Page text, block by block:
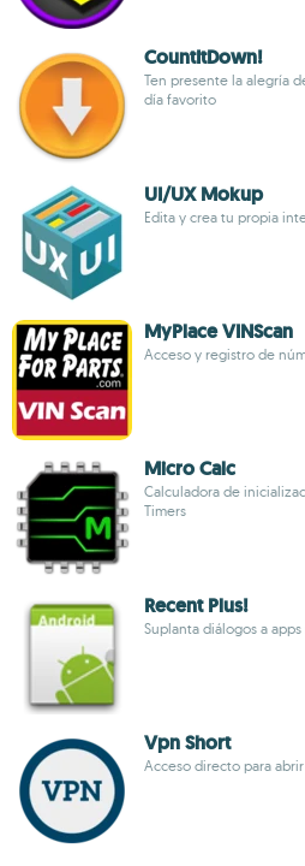
CountItDown!
Ten presente la alegría
día favorito
UI/UX Mokup
Edita y crea tu propia
MyPlace VINScan
Acceso y registro de
Micro Calc
Calculadora de
Timers
Recent Plus!
Suplanta diálogos a
Vpn Short
Acceso directo para